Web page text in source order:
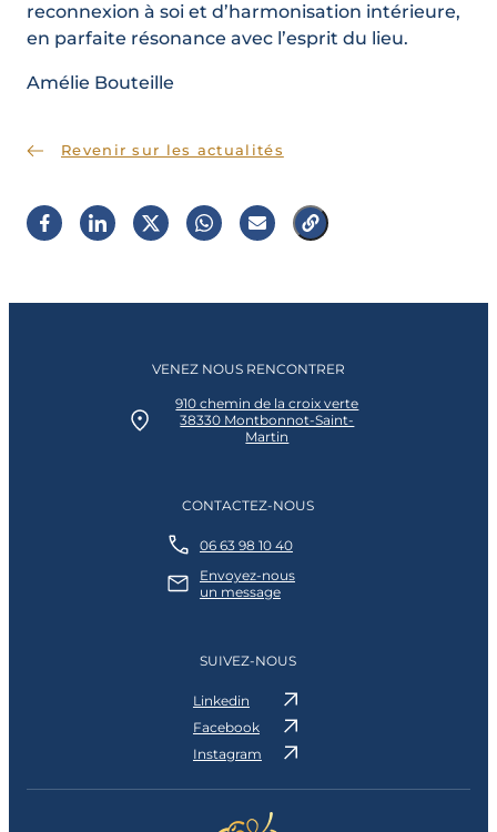
reconnexion à soi et d’harmonisation intérieure,
en parfaite résonance avec l’esprit du lieu.
Amélie Bouteille
Revenir sur les actualités
VENEZ NOUS RENCONTRER
910 chemin de la croix verte
38330 Montbonnot-Saint-
Martin
CONTACTEZ-NOUS
06 63 98 10 40
Envoyez-nous
un message
SUIVEZ-NOUS
Linkedin
Facebook
Instagram